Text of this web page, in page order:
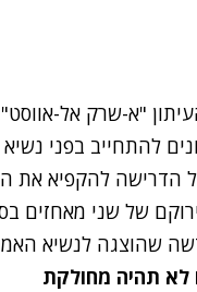
"א-שרק אל-
להתחייב בפני
הדרישה להקפיא את
של שני
שהוצגה לנשיא
לא תהיה מחולקת